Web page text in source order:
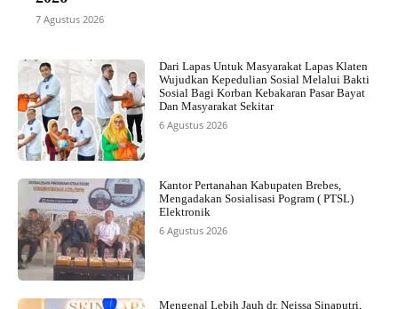
7 Agustus 2026
Dari Lapas Untuk Masyarakat Lapas Klaten
Wujudkan Kepedulian Sosial Melalui Bakti
Sosial Bagi Korban Kebakaran Pasar Bayat
Dan Masyarakat Sekitar
6 Agustus 2026
Kantor Pertanahan Kabupaten Brebes,
Mengadakan Sosialisasi Pogram ( PTSL)
Elektronik
6 Agustus 2026
Mengenal Lebih Jauh dr. Neissa Sinaputri,